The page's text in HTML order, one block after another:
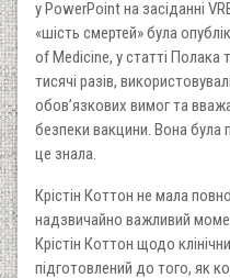
у PowerPoint на засіданні
«шість смертей» була
of Medicine, у статті Полака
тисячі разів,
обов’язкових вимог та
безпеки вакцини. Вона була
це знала.
Крістін Коттон не мала
надзвичайно важливий
Крістін Коттон щодо
підготовлений до того, як